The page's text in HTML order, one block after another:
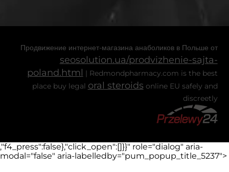
Продвижение интернет-магазина анаболиков в Польше от
seosolution.ua/prodvizhenie-sajta-
poland.html | Redmondpharmacy.com is the best
place buy legal oral steroids online EU safely and
discreetly
,"f4_press":false},"click_open":[]}}" role="dialog" aria-
modal="false" aria-labelledby="pum_popup_title_5237">